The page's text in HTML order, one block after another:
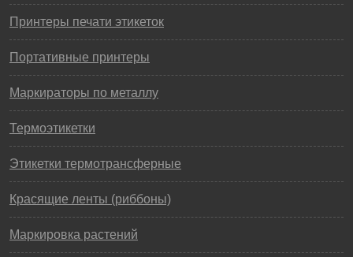
Принтеры печати этикеток
Портативные принтеры
Маркираторы по металлу
Термоэтикетки
Этикетки термотрансферные
Красящие ленты (риббоны)
Маркировка растений